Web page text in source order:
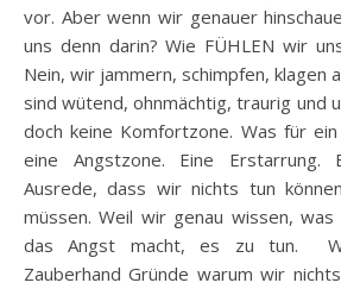
vor. Aber wenn wir genauer
uns denn darin? Wie FÜHLEN wir
Nein, wir jammern, schimpfen, klagen
sind wütend, ohnmächtig, traurig und
doch keine Komfortzone. Was für
eine Angstzone. Eine Erstarrung.
Ausrede, dass wir nichts tun
müssen. Weil wir genau wissen,
das Angst macht, es zu tun.
Zauberhand Gründe warum wir